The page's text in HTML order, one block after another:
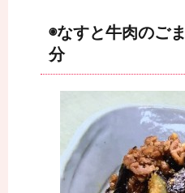
◉なすと牛肉のご
分